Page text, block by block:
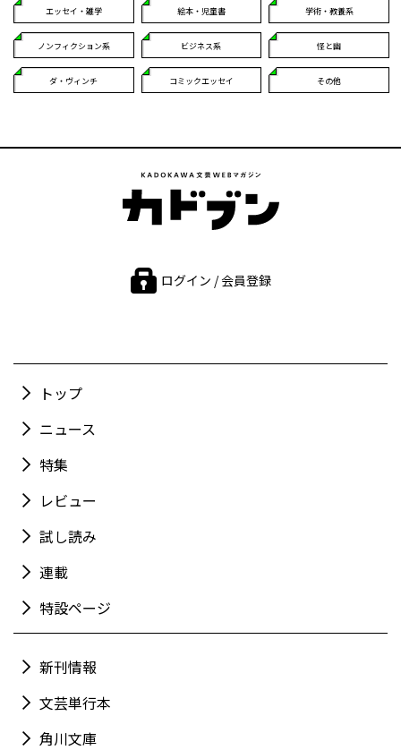
エッセイ・雑学 絵本・児童書 学術・教養系
ノンフィクション系 ビジネス系 怪と幽
ダ・ヴィンチ コミックエッセイ その他
ログイン / 会員登録
トップ
ニュース
特集
レビュー
試し読み
連載
特設ページ
新刊情報
文芸単行本
角川文庫